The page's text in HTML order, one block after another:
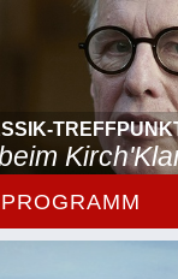
PROGRAMM